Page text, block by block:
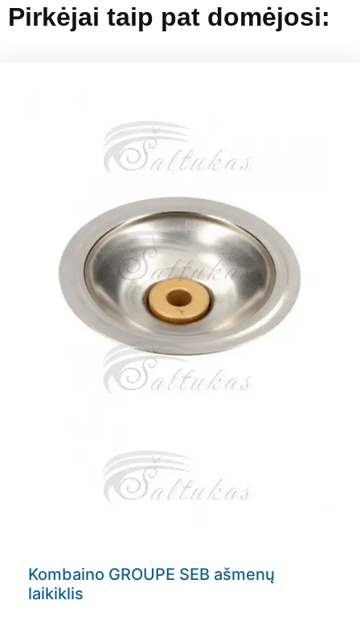
Pirkėjai taip pat domėjosi:
Kombaino GROUPE SEB ašmenų
laikiklis